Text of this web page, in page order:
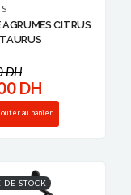
AGRUMES CITRUS
GLASS TAURUS
DH
DH
au panier
DE STOCK